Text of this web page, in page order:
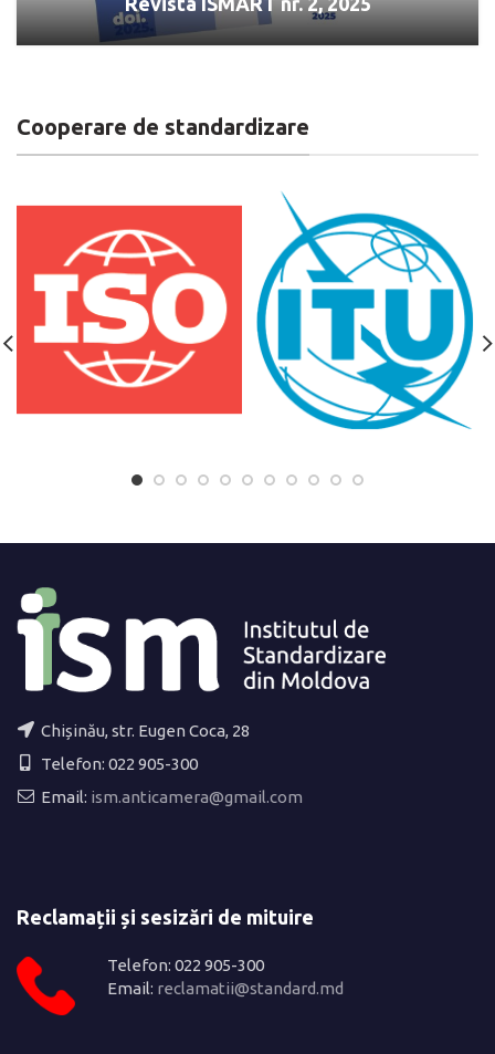
Cooperare de standardizare
Chișinău, str. Eugen Coca, 28
Telefon: 022 905-300
Email: ism.anticamera@gmail.com
Reclamații și sesizări de mituire
Telefon: 022 905-300
Email: reclamatii@standard.md